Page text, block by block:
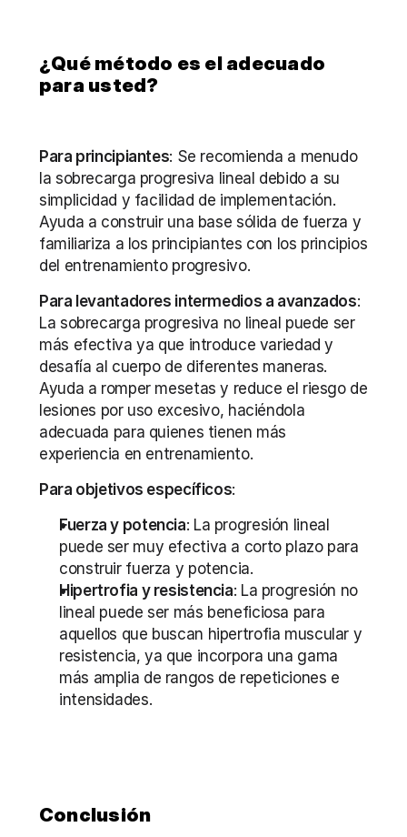
¿Qué método es el adecuado
para usted?
Para principiantes: Se recomienda a menudo
la sobrecarga progresiva lineal debido a su
simplicidad y facilidad de implementación.
Ayuda a construir una base sólida de fuerza y
familiariza a los principiantes con los principios
del entrenamiento progresivo.
Para levantadores intermedios a avanzados:
La sobrecarga progresiva no lineal puede ser
más efectiva ya que introduce variedad y
desafía al cuerpo de diferentes maneras.
Ayuda a romper mesetas y reduce el riesgo de
lesiones por uso excesivo, haciéndola
adecuada para quienes tienen más
experiencia en entrenamiento.
Para objetivos específicos:
Fuerza y potencia: La progresión lineal
puede ser muy efectiva a corto plazo para
construir fuerza y potencia.
Hipertrofia y resistencia: La progresión no
lineal puede ser más beneficiosa para
aquellos que buscan hipertrofia muscular y
resistencia, ya que incorpora una gama
más amplia de rangos de repeticiones e
intensidades.
Conclusión